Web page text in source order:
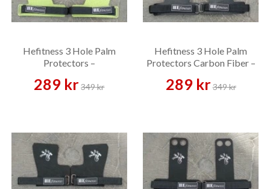
Hefitness 3 Hole Palm
Protectors –
289 kr 349 kr
Hefitness 3 Hole Palm
Protectors Carbon Fiber –
289 kr349 kr